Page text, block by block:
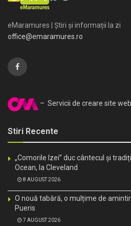
eMaramures | Știri și informații la zi
office@emaramures.ro
– Servicii de creare site web
Stiri Recente
„Comorile Izei” duc cântecul și
Ocean, la Cleveland
8 AUGUST 2026
O nouă tabără, o mulțime de
Pueris
7 AUGUST 2026